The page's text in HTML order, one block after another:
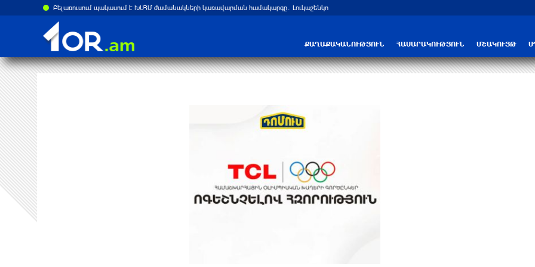
Բելառուսում պակասում է ԽՍՀՄ ժամանակների կառավարման համակարգը․ Լուկաշենկո
ՔԱՂԱՔԱԿԱՆՈՒԹՅՈՒՆ ՀԱՍԱՐԱԿՈՒԹՅՈՒՆ ՄՇԱԿՈՒՅԹ